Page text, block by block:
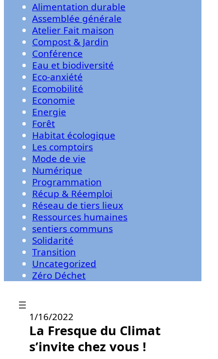
Alimentation durable
Assemblée générale
Atelier Fait maison
Compost & Jardin
Conférence
Eau et biodiversité
Eco-anxiété
Ecomobilité
Economie
Energie
Forêt
Habitat écologique
Les comptoirs
Mode de vie
Numérique
Programmation
Récup & Réemploi
Réseau de tiers lieux
Ressources humaines
sentiers communs
Solidarité
Transition
Uncategorized
Zéro Déchet
1/16/2022
La Fresque du Climat
s’invite chez vous !